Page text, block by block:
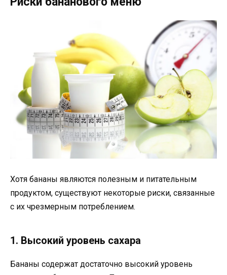
Хотя бананы являются полезным и питательным
продуктом, существуют некоторые риски, связанные
с их чрезмерным потреблением.
1. Высокий уровень сахара
Бананы содержат достаточно высокий уровень